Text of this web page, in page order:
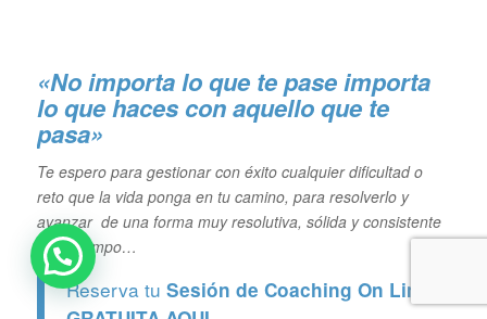
«No importa lo que te pase importa
lo que haces con aquello que te
pasa»
Te espero para gestionar con éxito cualquier dificultad o
reto que la vida ponga en tu camino, para resolverlo y
avanzar de una forma muy resolutiva, sólida y consistente
en el tiempo…
Reserva tu Sesión de Coaching On Line